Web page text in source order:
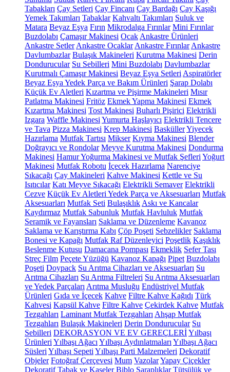
Tabakları Çay Setleri Çay Fincanı Çay Bardağı Çay Kaşığı
Yemek Takımları Tabaklar Kahvaltı Takımları Suluk ve
Matara Beyaz Eşya Fırın Mikrodalga Fırınlar Mini Fırınlar
Buzdolabı Çamaşır Makinesi Ocak Ankastre Ürünleri
Ankastre Setler Ankastre Ocaklar Ankastre Fırınlar Ankastre
Davlumbazlar Bulaşık Makineleri Kurutma Makinesi Derin
Dondurucular Su Sebilleri Mini Buzdolabı Davlumbazlar
Kurutmalı Çamaşır Makinesi Beyaz Eşya Setleri Aspiratörler
Beyaz Eşya Yedek Parça ve Bakım Ürünleri Şarap Dolabı
Küçük Ev Aletleri Kızartma ve Pişirme Makineleri Mısır
Patlatma Makinesi Fritöz Ekmek Yapma Makinesi Ekmek
Kızartma Makinesi Tost Makinesi Buharlı Pişirici Elektrikli
Izgara Waffle Makinesi Yumurta Haşlayıcı Elektrikli Tencere
ve Tava Pizza Makinesi Krep Makinesi BasküllerYiyecek
Hazırlama Mutfak Tartısı Mikser Kıyma Makinesi Blender
Doğrayıcı ve Rondolar Meyve Kurutma Makinesi Dondurma
Makinesi Hamur Yoğurma Makinesi ve Mutfak Şefleri Yoğurt
Makinesi Mutfak Robotu İçecek Hazırlama Narenciye
Sıkacağı Çay Makineleri Kahve Makinesi Kettle ve Su
Isıtıcılar Katı Meyve Sıkacağı Elektrikli Semaver Elektrikli
Cezve Küçük Ev Aletleri Yedek Parça ve Aksesuarları Mutfak
Aksesuarları Mutfak Seti Bulaşıklık Askı ve Kancalar
Kaydırmaz Mutfak Sabunluk Mutfak Havluluk Mutfak
Seramik ve Fayansları Saklama ve Düzenleme Kavanoz
Saklama ve Karıştırma Kabı Çöp Poşeti Sebzelikler Saklama
Bonesi ve Kapağı Mutfak Raf Düzenleyici Poşetlik Kaşıklık
Beslenme Kutusu Damacana Pompası Ekmeklik Sefer Tası
Streç Film Peçete Yüzüğü Kavanoz Kapağı Pipet Buzdolabı
Poşeti Doypack Su Arıtma Cihazları ve Aksesuarları Su
Arıtma Cihazları Su Arıtma Filtreleri Su Arıtma Aksesuarları
ve Yedek Parçaları Arıtma Musluğu Endüstriyel Mutfak
Ürünleri Gıda ve İçecek Kahve Filtre Kahve Kağıdı Türk
Kahvesi Kapsül Kahve Filtre Kahve Çekirdek Kahve Mutfak
Tezgahları Laminant Mutfak Tezgahları Ahşap Mutfak
Tezgahları Bulaşık Makineleri Derin Dondurucular Su
Sebilleri DEKORASYON VE EV GEREÇLERİYılbaşı
Ürünleri Yılbaşı Ağacı Yılbaşı Aydınlatmaları Yılbaşı Ağacı
Süsleri Yılbaşı Sepeti Yılbaşı Parti Malzemeleri Dekoratif
Objeler Fotoğraf Çerçevesi Mum VazolarYapay Çiçekler
Dekoratif Tabak ve Kaseler Biblo Şaraplıklar Tütsülük ve